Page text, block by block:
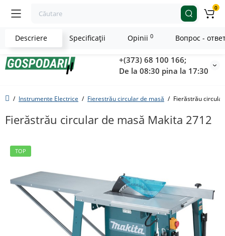
+(373) 68 100 166;
De la 08:30 pina la 17:30
0
Instrumente Electrice Fierestrău circular de masă Fierăstrău
Fierăstrău circular de masă Makita 2712
TOP
Descriere Specificaţii Opinii 0 Вопрос -